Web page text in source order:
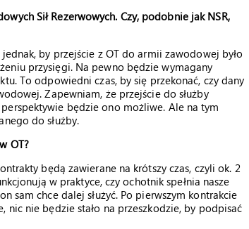
Sił Rezerwowych. Czy, podobnie jak NSR,
by przejście z OT do armii zawodowej było
przysięgi. Na pewno będzie wymagany
To odpowiedni czas, by się przekonać, czy dany
Zapewniam, że przejście do służby
będzie ono możliwe. Ale na tym
do służby.
OT?
będą zawierane na krótszy czas, czyli ok. 2
w praktyce, czy ochotnik spełnia nasze
sam chce dalej służyć. Po pierwszym kontrakcie
nie będzie stało na przeszkodzie, by podpisać